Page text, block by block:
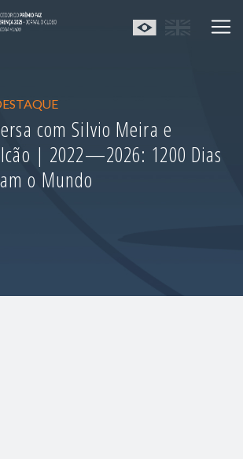
com Silvio Meira e
| 2022—2026: 1200 Dias
o Mundo